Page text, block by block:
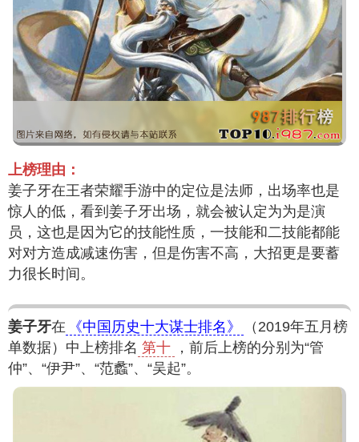
上榜理由：
姜子牙在王者荣耀手游中的定位是法师，出场率也是
惊人的低，看到姜子牙出场，就会被认定为为是演
员，这也是因为它的技能性质，一技能和二技能都能
对对方造成减速伤害，但是伤害不高，大招更是要蓄
力很长时间。
姜子牙在 《中国历史十大谋士排名》
（2019年五月榜
单数据）中上榜排名 第十
，前后上榜的分别为“管
仲”、“伊尹”、“范蠡”、“吴起”。